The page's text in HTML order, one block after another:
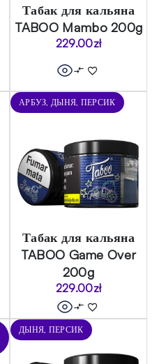
Табак для кальяна
TABOO Mambo 200g
229.00zł
АРБУЗ, ДЫНЯ, ПЕРСИК
Табак для кальяна
TABOO Game Over
200g
229.00zł
ДЫНЯ, ПЕРСИК